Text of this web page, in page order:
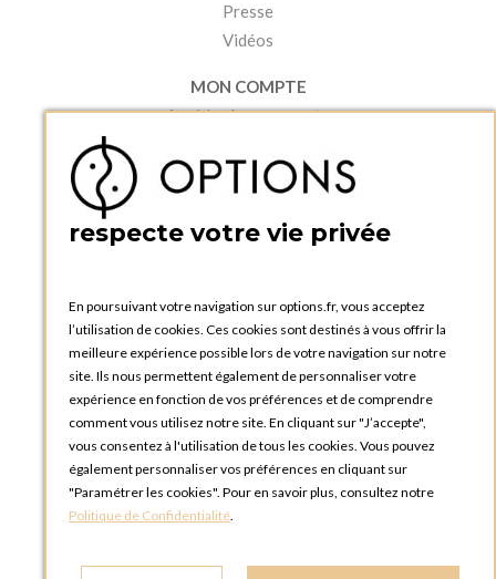
Presse
Vidéos
MON COMPTE
Accéder à mon compte
Créer un compte
PRATIQUE
Catalogues et bons de commande
Tutoriels
OPTIONS LUXEMBOURG
13 rue Paul Rischard
5324 Contern
LUXEMBOURG
respecte votre vie privée
En poursuivant votre navigation sur options.fr, vous acceptez
l’utilisation de cookies. Ces cookies sont destinés à vous offrir la
meilleure expérience possible lors de votre navigation sur notre
site. Ils nous permettent également de personnaliser votre
expérience en fonction de vos préférences et de comprendre
comment vous utilisez notre site. En cliquant sur "J’accepte",
vous consentez à l'utilisation de tous les cookies. Vous pouvez
également personnaliser vos préférences en cliquant sur
"Paramétrer les cookies". Pour en savoir plus, consultez notre
Politique de Confidentialité.